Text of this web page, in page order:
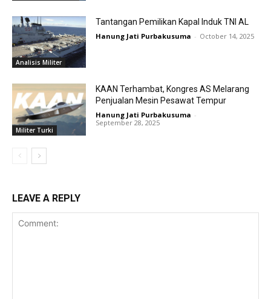
Analisis Militer
Tantangan Pemilikan Kapal Induk TNI AL
Hanung Jati Purbakusuma - October 14, 2025
Militer Turki
KAAN Terhambat, Kongres AS Melarang
Penjualan Mesin Pesawat Tempur
Hanung Jati Purbakusuma -
September 28, 2025
LEAVE A REPLY